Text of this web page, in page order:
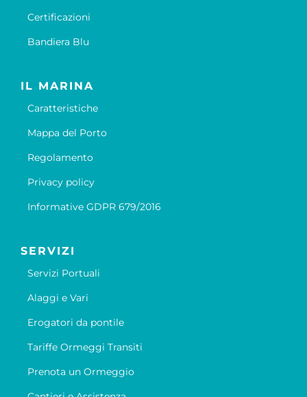
Certificazioni
Bandiera Blu
IL MARINA
Caratteristiche
Mappa del Porto
Regolamento
Privacy policy
Informative GDPR 679/2016
SERVIZI
Servizi Portuali
Alaggi e Vari
Erogatori da pontile
Tariffe Ormeggi Transiti
Prenota un Ormeggio